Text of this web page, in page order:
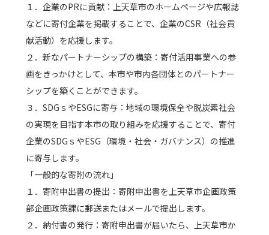
１．企業のPRに貢献：上天草市のホームページや広報誌
などに寄付企業を掲載することで、企業のCSR（社会貢
献活動）を応援します。
２．新なパートナーシップの構築：寄付活用事業への参
画をきっかけとして、本市や市内各団体とのパートナー
シップを築くことができます。
３．SDGｓやESGに寄与：地域の環境保全や脱炭素社会
の実現を目指す本市の取り組みを応援することで、寄付
企業のSDGｓやESG（環境・社会・ガバナンス）の推進
に寄与します。
「一般的な寄附の流れ」
１．寄附申出書の提出：寄附申出書を上天草市企画政策
部企画政策課に郵送またはメールで提出します。
２．納付書の発行：寄附申出書が届いたら、上天草市か